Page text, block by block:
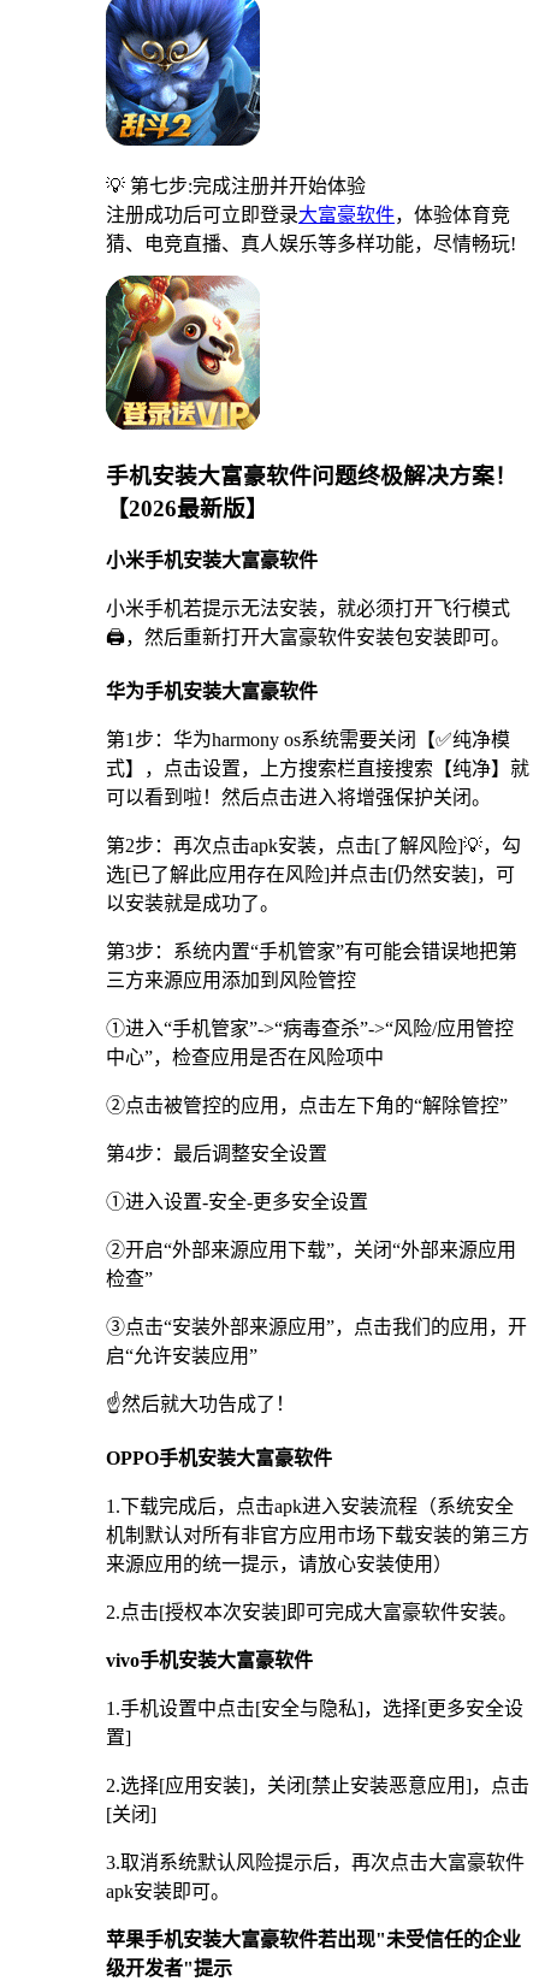
💡 第七步:完成注册并开始体验
注册成功后可立即登录大富豪软件，体验体育竞
猜、电竞直播、真人娱乐等多样功能，尽情畅玩!
手机安装大富豪软件问题终极解决方案！
【2026最新版】
小米手机安装大富豪软件
小米手机若提示无法安装，就必须打开飞行模式
🖨，然后重新打开大富豪软件安装包安装即可。
华为手机安装大富豪软件
第1步：华为harmony os系统需要关闭【✅纯净模
式】，点击设置，上方搜索栏直接搜索【纯净】就
可以看到啦！然后点击进入将增强保护关闭。
第2步：再次点击apk安装，点击[了解风险]💡，勾
选[已了解此应用存在风险]并点击[仍然安装]，可
以安装就是成功了。
第3步：系统内置“手机管家”有可能会错误地把第
三方来源应用添加到风险管控
①进入“手机管家”->“病毒查杀”->“风险/应用管控
中心”，检查应用是否在风险项中
②点击被管控的应用，点击左下角的“解除管控”
第4步：最后调整安全设置
①进入设置-安全-更多安全设置
②开启“外部来源应用下载”，关闭“外部来源应用
检查”
③点击“安装外部来源应用”，点击我们的应用，开
启“允许安装应用”
☝️然后就大功告成了！
OPPO手机安装大富豪软件
1.下载完成后，点击apk进入安装流程（系统安全
机制默认对所有非官方应用市场下载安装的第三方
来源应用的统一提示，请放心安装使用）
2.点击[授权本次安装]即可完成大富豪软件安装。
vivo手机安装大富豪软件
1.手机设置中点击[安全与隐私]，选择[更多安全设
置]
2.选择[应用安装]，关闭[禁止安装恶意应用]，点击
[关闭]
3.取消系统默认风险提示后，再次点击大富豪软件
apk安装即可。
苹果手机安装大富豪软件若出现"未受信任的企业
级开发者"提示